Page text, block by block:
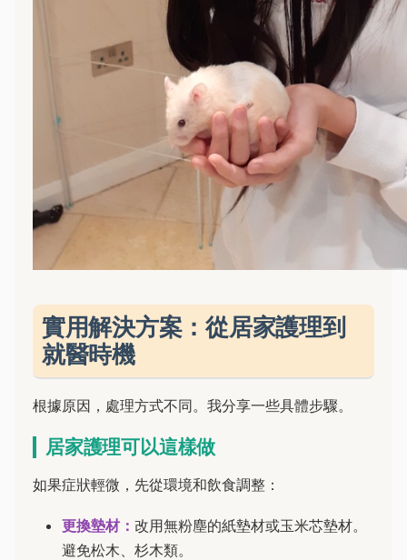
實用解決方案：從居家護理到
就醫時機
根據原因，處理方式不同。我分享一些具體步驟。
居家護理可以這樣做
如果症狀輕微，先從環境和飲食調整：
更換墊材： 改用無粉塵的紙墊材或玉米芯墊材。
避免松木、杉木類。